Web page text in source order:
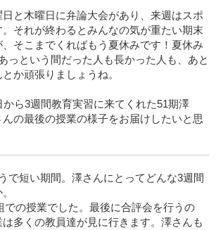
と木曜日に弁論大会があり、来週はスポ
それが終わるとみんなの気が重たい期末
そこまでくればもう夏休みです！夏休み
っという間だった人も長かった人も、あと
か頑張りましょうね。
から3週間教育実習に来てくれた51期澤
の最後の授業の様子をお届けしたいと思
で短い期間。澤さんにとってどんな3週間
での授業でした。最後に合評会を行うの
多くの教員達が見に行きます。澤さんも